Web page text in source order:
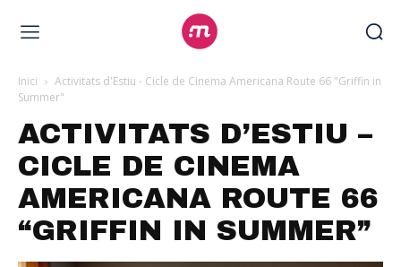
Inici
Activitats d'Estiu - Cicle de Cinema Americana Route 66 "Griffin in
Summer"
ACTIVITATS D’ESTIU –
CICLE DE CINEMA
AMERICANA ROUTE 66
“GRIFFIN IN SUMMER”